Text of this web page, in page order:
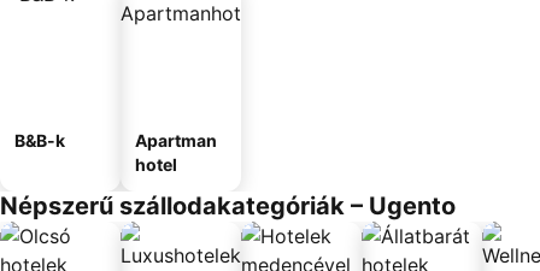
B&B-k
Apartman
hotel
Népszerű szállodakategóriák – Ugento